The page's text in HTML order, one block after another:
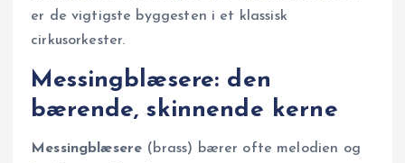
er de vigtigste byggesten i et klassisk
cirkusorkester.
Messingblæsere: den
bærende, skinnende kerne
Messingblæsere (brass) bærer ofte melodien og